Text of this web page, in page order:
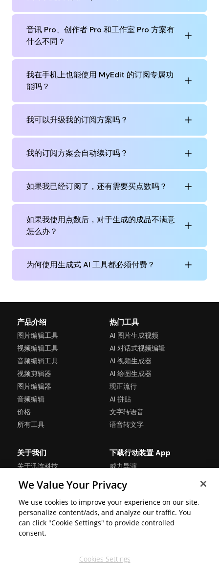
音讯 Pro、创作者 Pro 和工作室 Pro 方案有
什么不同？
我在手机上也能使用 MyEdit 的订阅专属功
能吗？
我可以升级我的订阅方案吗？
我的订阅方案会自动续订吗？
如果我已经订阅了，还有需要买点数吗？
如果我使用点数后，对于生成的成品不满意
怎么办？
为何使用生成式 AI 工具都必须付费？
产品介绍
图片编辑工具
视频编辑工具
音频编辑工具
视频剪辑器
图片编辑器
音频编辑
价格
所有工具
热门工具
AI 图片生成视频
AI 对话式视频编辑
AI 视频生成器
AI 绘图生成器
现正流行
AI 拼贴
文字转语音
语音转文字
关于我们
关于讯连科技
MyEdit 商业版
联络我们
支持中心
下载行动装置 App
威力导演
Promeo
We Value Your Privacy
We use cookies to improve your experience on our site,
personalize content/ads, and analyze our traffic. You
can click "Cookie Settings" to provide controlled
consent.
Cookies Settings